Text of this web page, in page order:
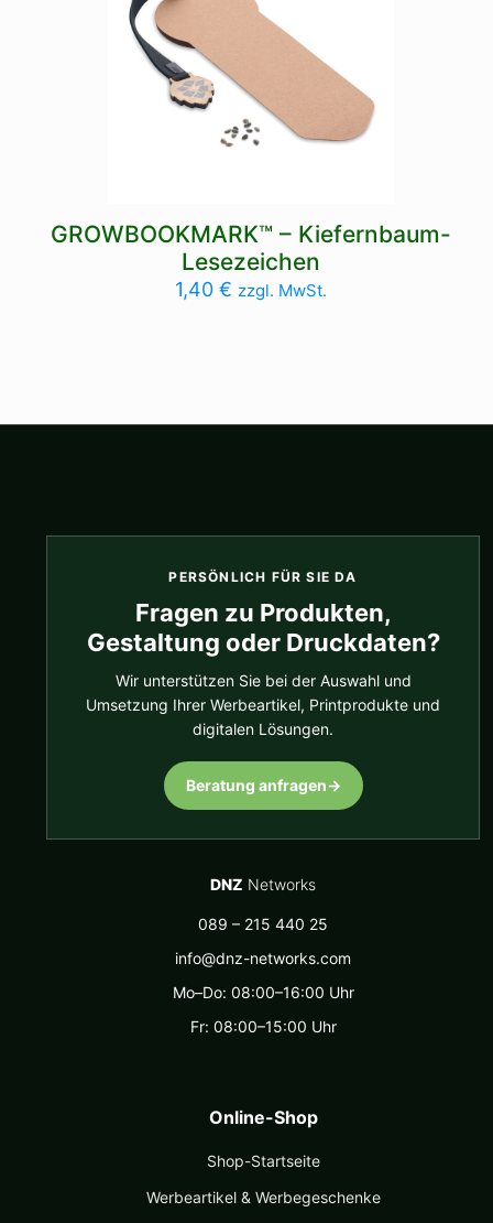
GROWBOOKMARK™ – Kiefernbaum-
Lesezeichen
1,40€ zzgl. MwSt.
PERSÖNLICH FÜR SIE DA
Fragen zu Produkten,
Gestaltung oder Druckdaten?
Wir unterstützen Sie bei der Auswahl und
Umsetzung Ihrer Werbeartikel, Printprodukte und
digitalen Lösungen.
Beratung anfragen→
DNZ Networks
089 – 215 440 25
info@dnz-networks.com
Mo–Do: 08:00–16:00 Uhr
Fr: 08:00–15:00 Uhr
Online-Shop
Shop-Startseite
Werbeartikel & Werbegeschenke